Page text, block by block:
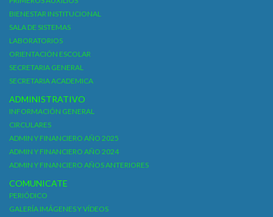
BIENESTAR INSTITUCIONAL
SALA DE SISTEMAS
LABORATORIOS
ORIENTACIÓN ESCOLAR
SECRETARIA GENERAL
SECRETARIA ACADEMICA
ADMINISTRATIVO
INFORMACIÓN GENERAL
CIRCULARES
ADMIN Y FINANCIERO AÑO 2025
ADMIN Y FINANCIERO AÑO 2024
ADMIN Y FINANCIERO AÑOS ANTERIORES
COMUNICATE
PERIÓDICO
GALERÍA IMÁGENES Y VÍDEOS